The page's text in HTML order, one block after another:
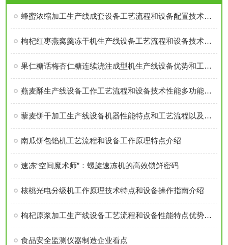
蜂蜜浓缩加工生产线成套设备工艺流程和设备配置技术参数详细介绍
枸杞红枣燕窝羹冻干机生产线设备工艺流程和设备技术优势特点介绍
果仁糖话梅杏仁糖连续浇注成型机生产线设备优势和工艺流程介绍
燕麦酥生产线设备工作工艺流程和设备技术性能多功能用途介绍
藜麦饼干加工生产线设备机器性能特点和工艺流程以及型号详细介绍
南瓜饼包馅机工艺流程和设备工作原理特点介绍
速冻“空间魔术师”：螺旋速冻机的高效锁鲜密码
核桃光电分级机工作原理技术特点和设备操作指南介绍
枸杞原浆加工生产线设备工艺流程和设备性能特点优势详细介绍
食品安全监测仪器制造企业看点